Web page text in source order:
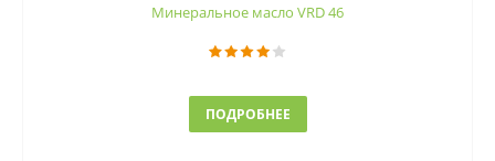
Минеральное масло VRD 46
ПОДРОБНЕЕ